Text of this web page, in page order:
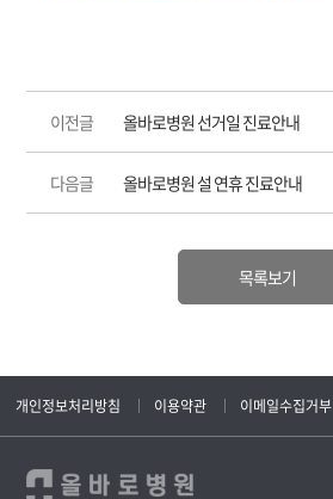
이전글 올바로병원 선거일 진료안내
다음글 올바로병원 설 연휴 진료안내
목록보기
개인정보처리방침 이용약관 이메일수집거부